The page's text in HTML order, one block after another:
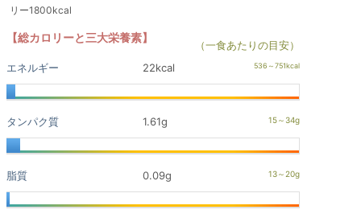
リー1800kcal
【総カロリーと三大栄養素】
（一食あたりの目安）
エネルギー
22kcal
タンパク質 1.61g
脂質 0.09g